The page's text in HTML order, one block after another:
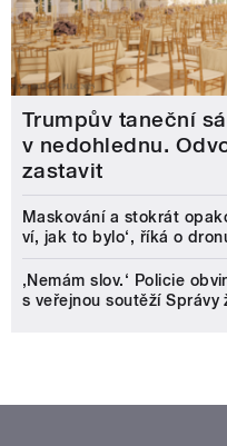
Trumpův taneční
v nedohlednu.
zastavit
Maskování a stokrát
ví, jak to bylo‘, říká o
‚Nemám slov.‘ Policie
s veřejnou soutěží Správy